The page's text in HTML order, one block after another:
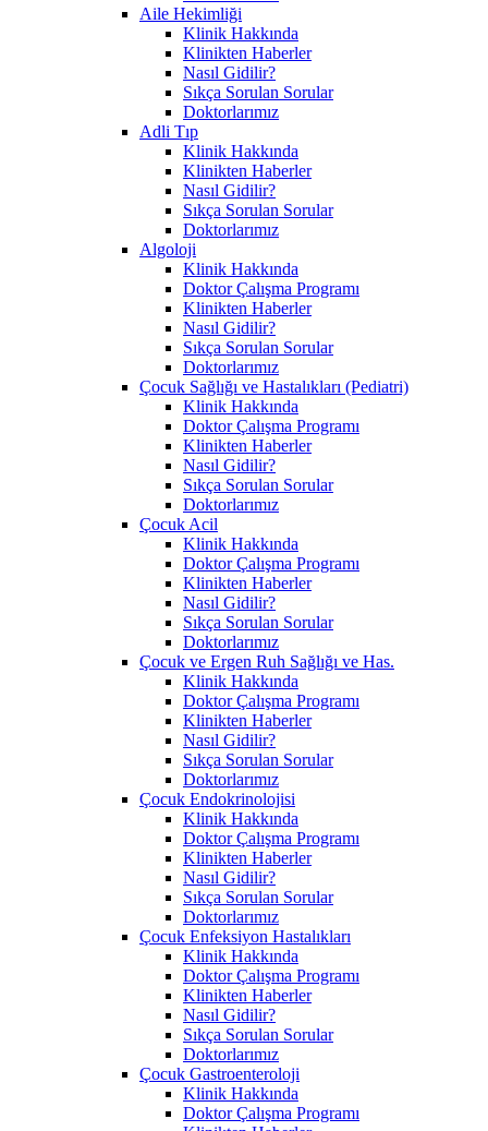
Aile Hekimliği
Klinik Hakkında
Klinikten Haberler
Nasıl Gidilir?
Sıkça Sorulan Sorular
Doktorlarımız
Adli Tıp
Klinik Hakkında
Klinikten Haberler
Nasıl Gidilir?
Sıkça Sorulan Sorular
Doktorlarımız
Algoloji
Klinik Hakkında
Doktor Çalışma Programı
Klinikten Haberler
Nasıl Gidilir?
Sıkça Sorulan Sorular
Doktorlarımız
Çocuk Sağlığı ve Hastalıkları (Pediatri)
Klinik Hakkında
Doktor Çalışma Programı
Klinikten Haberler
Nasıl Gidilir?
Sıkça Sorulan Sorular
Doktorlarımız
Çocuk Acil
Klinik Hakkında
Doktor Çalışma Programı
Klinikten Haberler
Nasıl Gidilir?
Sıkça Sorulan Sorular
Doktorlarımız
Çocuk ve Ergen Ruh Sağlığı ve Has.
Klinik Hakkında
Doktor Çalışma Programı
Klinikten Haberler
Nasıl Gidilir?
Sıkça Sorulan Sorular
Doktorlarımız
Çocuk Endokrinolojisi
Klinik Hakkında
Doktor Çalışma Programı
Klinikten Haberler
Nasıl Gidilir?
Sıkça Sorulan Sorular
Doktorlarımız
Çocuk Enfeksiyon Hastalıkları
Klinik Hakkında
Doktor Çalışma Programı
Klinikten Haberler
Nasıl Gidilir?
Sıkça Sorulan Sorular
Doktorlarımız
Çocuk Gastroenteroloji
Klinik Hakkında
Doktor Çalışma Programı